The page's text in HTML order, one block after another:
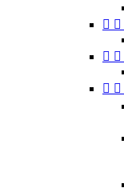
 
 
 